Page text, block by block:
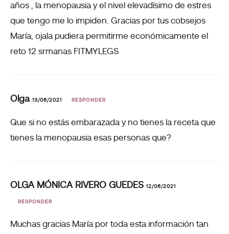
años , la menopausia y el nivel elevadísimo de estres
que tengo me lo impiden. Gracias por tus cobsejos
María, ojala pudiera permitirme económicamente el
reto 12 srmanas FITMYLEGS
Olga 13/06/2021 RESPONDER
Que si no estás embarazada y no tienes la receta que
tienes la menopausia esas personas que?
OLGA MÓNICA RIVERO GUEDES 12/06/2021
RESPONDER
Muchas gracias María por toda esta información tan